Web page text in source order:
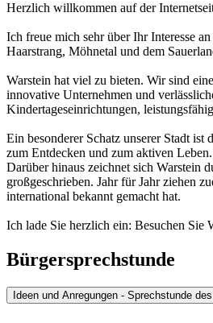
Herzlich willkommen auf der
Ich freue mich sehr über Ihr Interesse
Haarstrang, Möhnetal und dem
Warstein hat viel zu bieten. Wir sind
innovative Unternehmen und
Kindertageseinrichtungen,
Ein besonderer Schatz unserer Stadt
zum Entdecken und zum aktiven Leben.
Darüber hinaus zeichnet sich Warstein
großgeschrieben. Jahr für Jahr ziehen
international bekannt gemacht hat.
Ich lade Sie herzlich ein: Besuchen Sie
Bürgersprechstunde
Ideen und Anregungen - Sprechstunde